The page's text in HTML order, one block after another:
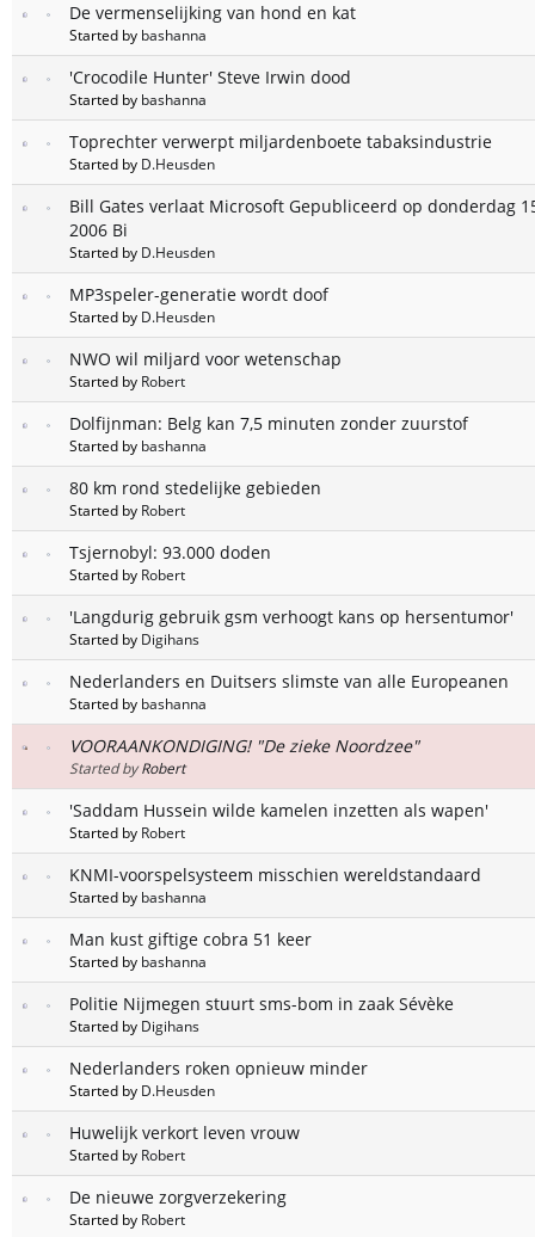
De vermenselijking van hond en kat
Started by bashanna
'Crocodile Hunter' Steve Irwin dood
Started by bashanna
Toprechter verwerpt miljardenboete tabaksindustrie
Started by D.Heusden
Bill Gates verlaat Microsoft Gepubliceerd op donderdag
2006 Bi
Started by D.Heusden
MP3speler-generatie wordt doof
Started by D.Heusden
NWO wil miljard voor wetenschap
Started by Robert
Dolfijnman: Belg kan 7,5 minuten zonder zuurstof
Started by bashanna
80 km rond stedelijke gebieden
Started by Robert
Tsjernobyl: 93.000 doden
Started by Robert
'Langdurig gebruik gsm verhoogt kans op hersentumor'
Started by Digihans
Nederlanders en Duitsers slimste van alle Europeanen
Started by bashanna
VOORAANKONDIGING! "De zieke Noordzee"
Started byRobert
'Saddam Hussein wilde kamelen inzetten als wapen'
Started by Robert
KNMI-voorspelsysteem misschien wereldstandaard
Started by bashanna
Man kust giftige cobra 51 keer
Started by bashanna
Politie Nijmegen stuurt sms-bom in zaak Sévèke
Started by Digihans
Nederlanders roken opnieuw minder
Started by D.Heusden
Huwelijk verkort leven vrouw
Started by Robert
De nieuwe zorgverzekering
Started by Robert